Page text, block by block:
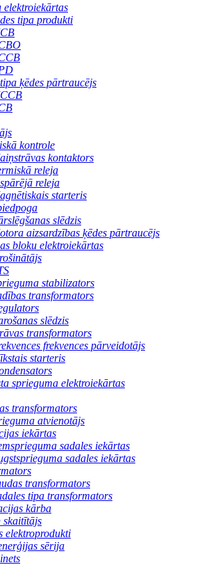
elektroiekārtas
tipa produkti
ķēdes pārtraucējs
kontrole
kontaktors
releja
releja
starteris
slēdzis
aizsardzības ķēdes pārtraucējs
bloku elektroiekārtas
stabilizators
transformators
slēdzis
transformators
frekvences pārveidotājs
starteris
sprieguma elektroiekārtas
transformators
atvienotājs
iekārtas
sadales iekārtas
sadales iekārtas
transformators
tipa transformators
kārba
skaitītājs
elektroprodukti
sērija